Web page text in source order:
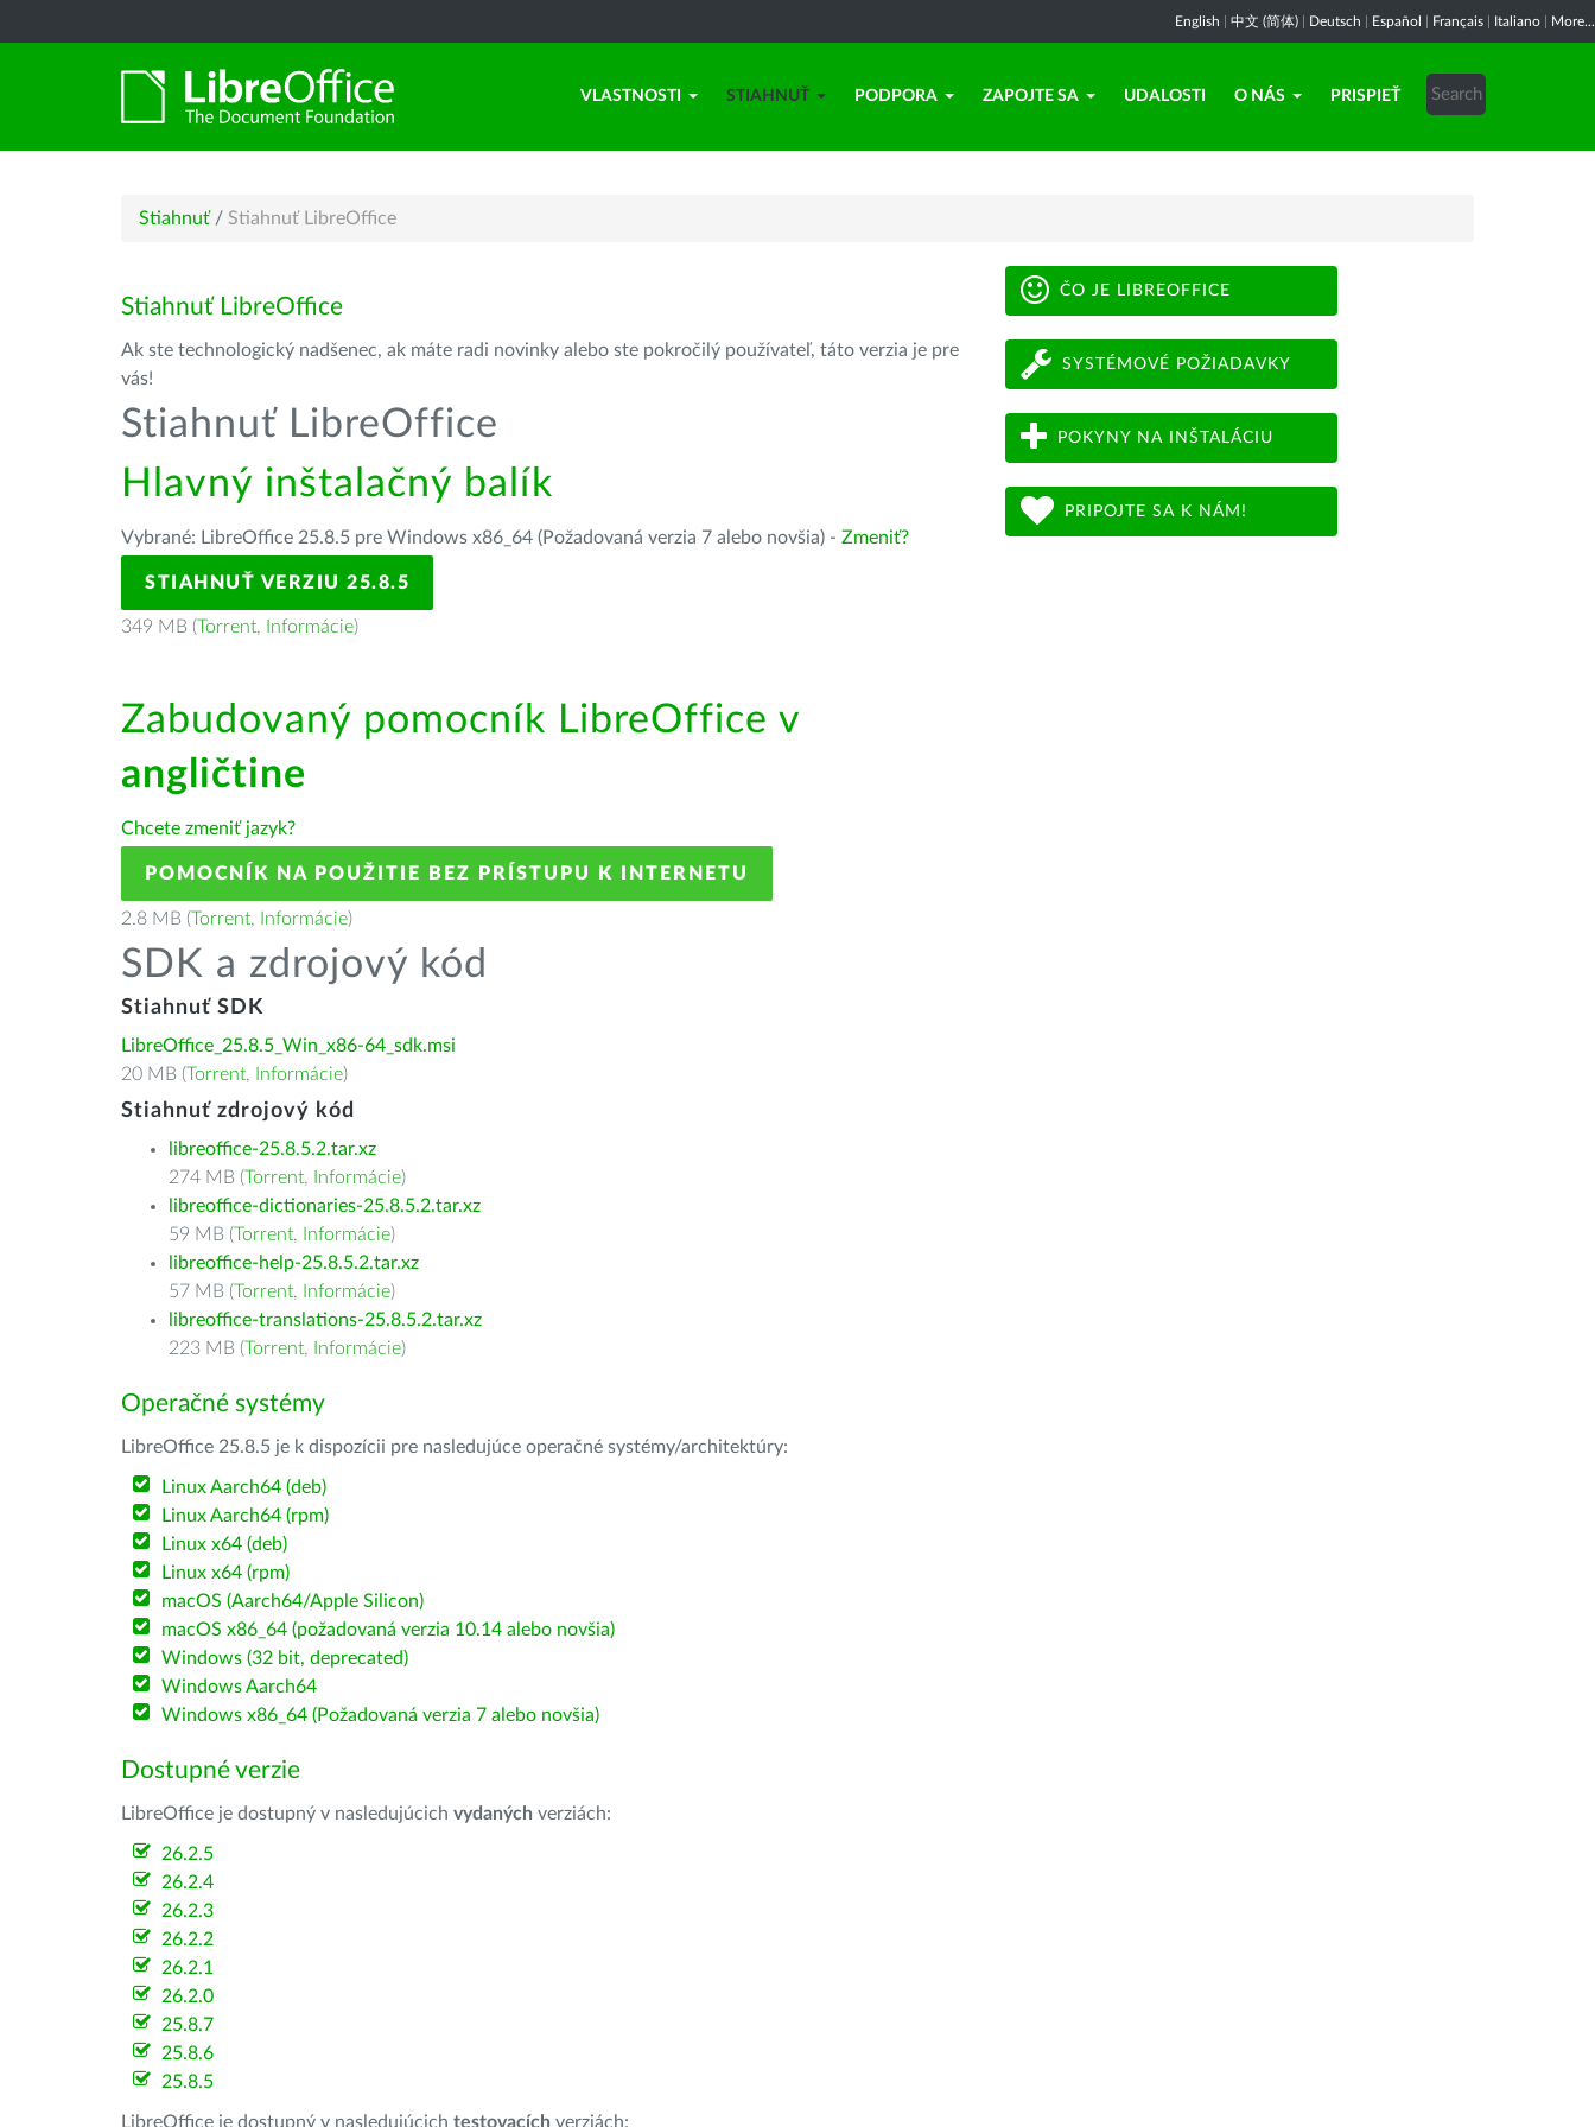
English 中文 (简体) Deutsch Español Français Italiano More...
VLASTNOSTI STIAHNUŤ PODPORA ZAPOJTE SA UDALOSTI O NÁS PRISPIEŤ
Stiahnuť / Stiahnuť LibreOffice
Stiahnuť LibreOffice
Ak ste technologický nadšenec, ak máte radi novinky alebo ste pokročilý používateľ, táto verzia je pre
vás!
Stiahnuť LibreOffice
Hlavný inštalačný balík
Vybrané: LibreOffice 25.8.5 pre Windows x86_64 (Požadovaná verzia 7 alebo novšia) - Zmeniť?
STIAHNUŤ VERZIU 25.8.5
349 MB (Torrent, Informácie)
Zabudovaný pomocník LibreOffice v
angličtine
Chcete zmeniť jazyk?
POMOCNÍK NA POUŽITIE BEZ PRÍSTUPU K INTERNETU
2.8 MB (Torrent, Informácie)
SDK a zdrojový kód
Stiahnuť SDK
LibreOffice_25.8.5_Win_x86-64_sdk.msi
20 MB (Torrent, Informácie)
Stiahnuť zdrojový kód
libreoffice-25.8.5.2.tar.xz
274 MB (Torrent, Informácie)
libreoffice-dictionaries-25.8.5.2.tar.xz
59 MB (Torrent, Informácie)
libreoffice-help-25.8.5.2.tar.xz
57 MB (Torrent, Informácie)
libreoffice-translations-25.8.5.2.tar.xz
223 MB (Torrent, Informácie)
Operačné systémy
LibreOffice 25.8.5 je k dispozícii pre nasledujúce operačné systémy/architektúry:
Linux Aarch64 (deb)
Linux Aarch64 (rpm)
Linux x64 (deb)
Linux x64 (rpm)
macOS (Aarch64/Apple Silicon)
macOS x86_64 (požadovaná verzia 10.14 alebo novšia)
Windows (32 bit, deprecated)
Windows Aarch64
Windows x86_64 (Požadovaná verzia 7 alebo novšia)
Dostupné verzie
LibreOffice je dostupný v nasledujúcich vydaných verziách:
26.2.5
26.2.4
26.2.3
26.2.2
26.2.1
26.2.0
25.8.7
25.8.6
25.8.5
LibreOffice je dostupný v nasledujúcich testovacích verziách:
ČO JE LIBREOFFICE
SYSTÉMOVÉ POŽIADAVKY
POKYNY NA INŠTALÁCIU
PRIPOJTE SA K NÁM!